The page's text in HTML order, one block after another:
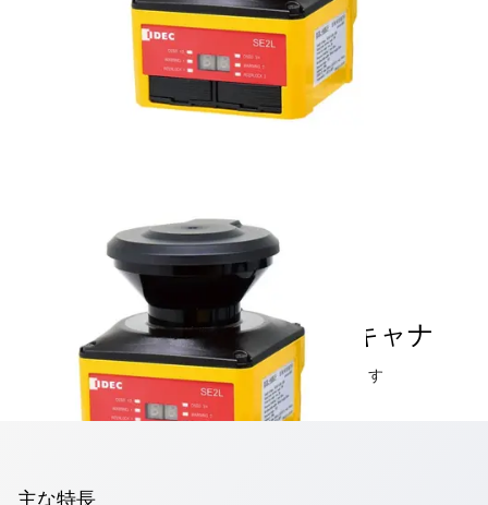
SE2L形セーフティレーザスキャナ
1台で広く（270度）長く（5m）安全防護が行えます
主な特長